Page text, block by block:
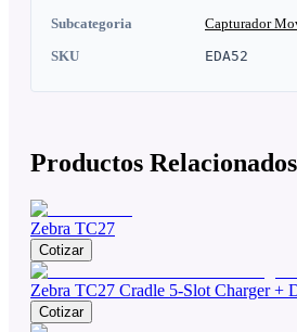
Subcategoria
Capturador
SKU
EDA52
Productos Relacionados
Zebra TC27
Cotizar
Zebra TC27 Cradle 5-Slot Charger +
Cotizar